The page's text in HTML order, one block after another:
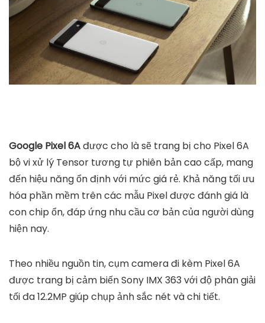
Google Pixel 6Ađược cho là sẽ trang bị cho Pixel 6A
bộ vi xử lý Tensor tương tự phiên bản cao cấp, mang
đến hiệu năng ổn định với mức giá rẻ. Khả năng tối ưu
hóa phần mềm trên các mẫu Pixel được đánh giá là
con chip ổn, đáp ứng nhu cầu cơ bản của người dùng
hiện nay.
Theo nhiều nguồn tin, cụm camera đi kèm Pixel 6A
được trang bị cảm biến Sony IMX 363 với độ phân giải
tối đa 12.2MP giúp chụp ảnh sắc nét và chi tiết.